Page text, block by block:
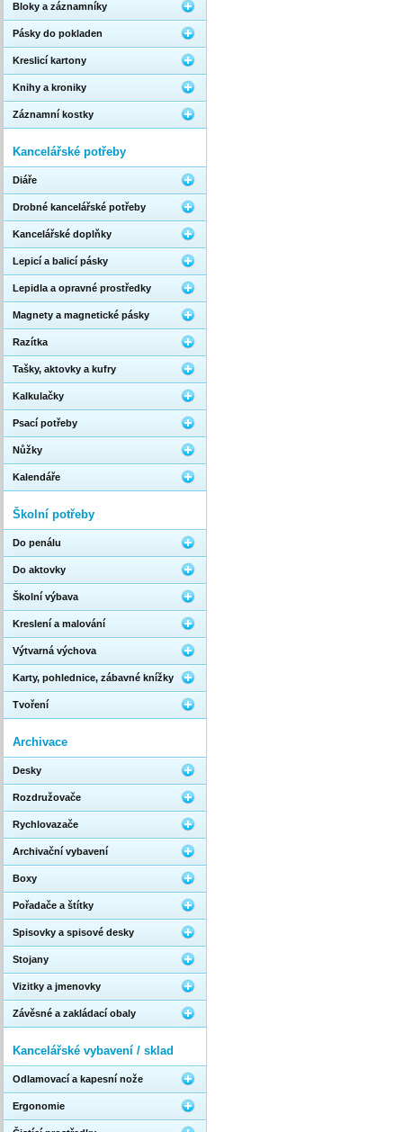
Bloky a záznamníky
Pásky do pokladen
Kreslicí kartony
Knihy a kroniky
Záznamní kostky
Kancelářské potřeby
Diáře
Drobné kancelářské potřeby
Kancelářské doplňky
Lepicí a balicí pásky
Lepidla a opravné prostředky
Magnety a magnetické pásky
Razítka
Tašky, aktovky a kufry
Kalkulačky
Psací potřeby
Nůžky
Kalendáře
Školní potřeby
Do penálu
Do aktovky
Školní výbava
Kreslení a malování
Výtvarná výchova
Karty, pohlednice, zábavné knížky
Tvoření
Archivace
Desky
Rozdružovače
Rychlovazače
Archivační vybavení
Boxy
Pořadače a štítky
Spisovky a spisové desky
Stojany
Vizitky a jmenovky
Závěsné a zakládací obaly
Kancelářské vybavení / sklad
Odlamovací a kapesní nože
Ergonomie